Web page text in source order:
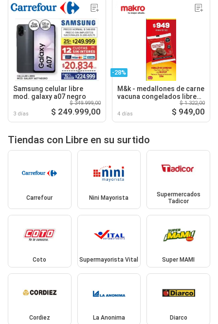
Samsung celular libre
mod. galaxy a07 negro
3 días
$ 349.999,00
$ 249.999,00
-28%
M&k - medallones de carne
vacuna congelados libre
4 días
$ 1.322,00
$ 949,00
Tiendas con Libre en su surtido
Carrefour Nini Mayorista
Supermercados
Tadicor
Coto Supermayorista Vital Super MAMI
Cordiez La Anonima Diarco